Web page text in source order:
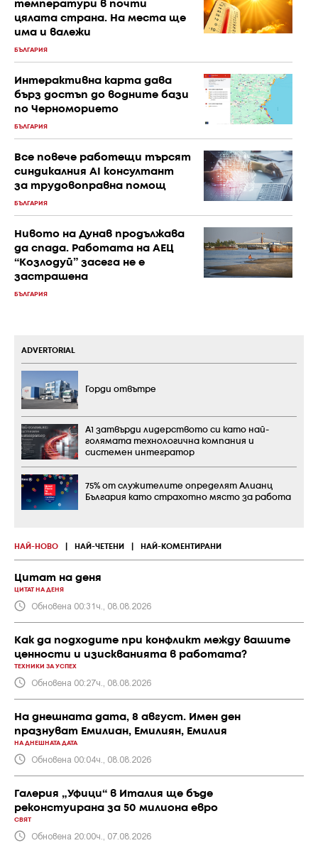
температури в почти
цялата страна. На места ще
има и валежи
БЪЛГАРИЯ
Интерактивна карта дава
бърз достъп до водните бази
по Черноморието
БЪЛГАРИЯ
Все повече работещи търсят
синдикалния AI консултант
за трудовоправна помощ
БЪЛГАРИЯ
Нивото на Дунав продължава
да спада. Работата на АЕЦ
“Козлодуй” засега не е
застрашена
БЪЛГАРИЯ
НАЙ-НОВО НАЙ-ЧЕТЕНИ НАЙ-КОМЕНТИРАНИ
Цитат на деня
ЦИТАТ НА ДЕНЯ
Обновена 00:31ч., 08.08.2026
Как да подходите при конфликт между вашите
ценности и изискванията в работата?
ТЕХНИКИ ЗА УСПЕХ
Обновена 00:27ч., 08.08.2026
На днешната дата, 8 август. Имен ден
празнуват Емилиан, Емилиян, Емилия
НА ДНЕШНАТА ДАТА
Обновена 00:04ч., 08.08.2026
Галерия „Уфици“ в Италия ще бъде
реконстуирана за 50 милиона евро
СВЯТ
Обновена 20:00ч., 07.08.2026
ADVERTORIAL
Горди отвътре
А1 затвърди лидерството си като най-
голямата технологична компания и
системен интегратор
75% от служителите определят Алианц
България като страхотно място за работа